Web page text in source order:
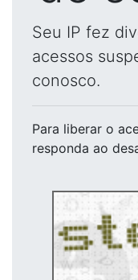
Seu IP fez
acessos
conosco.
Para liberar o
responda ao